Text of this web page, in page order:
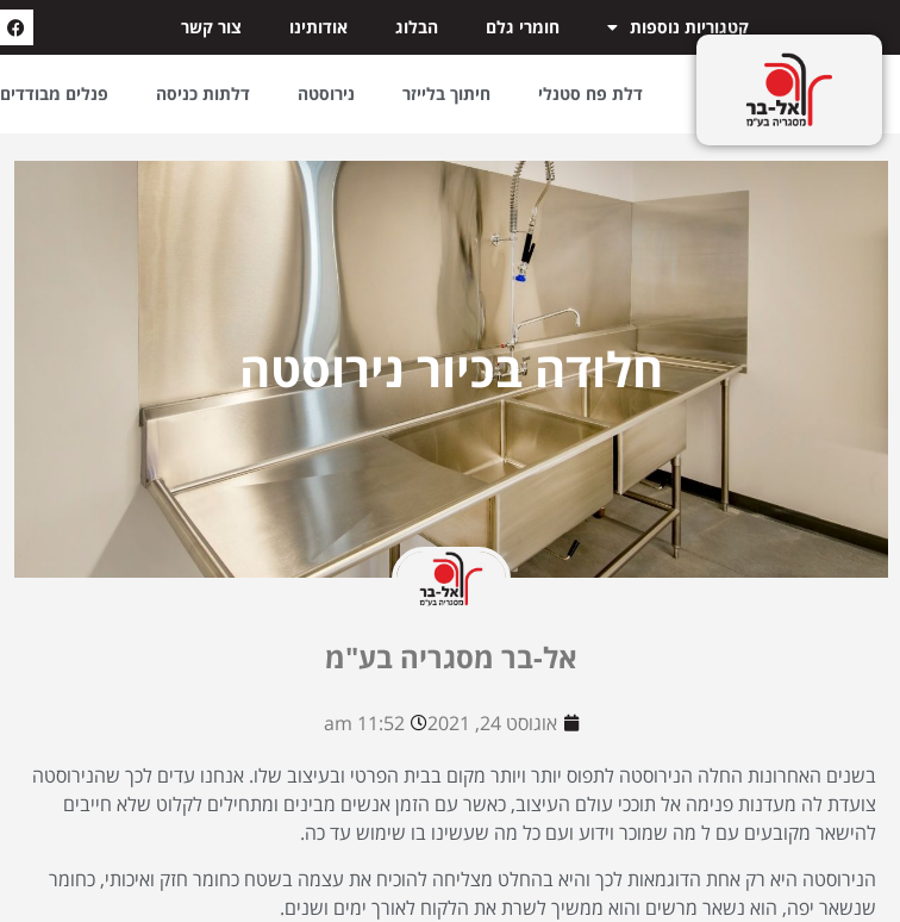
קטגוריות נוספות חומרי גלם הבלוג אודותינו צור קשר
דלת פח סטנלי חיתוך בלייזר נירוסטה דלתות כניסה פנלים מבודדים
חלודה בכיור נירוסטה
אל-בר מסגריה בע"מ
אוגוסט 24, 2021
11:52 am
בשנים האחרונות החלה הנירוסטה לתפוס יותר ויותר מקום בבית הפרטי ובעיצוב שלו. אנחנו עדים לכך שהנירוסטה
צועדת לה מעדנות פנימה אל תוככי עולם העיצוב, כאשר עם הזמן אנשים מבינים ומתחילים לקלוט שלא חייבים
להישאר מקובעים עם ל מה שמוכר וידוע ועם כל מה שעשינו בו שימוש עד כה.
הנירוסטה היא רק אחת הדוגמאות לכך והיא בהחלט מצליחה להוכיח את עצמה בשטח כחומר חזק ואיכותי, כחומר
שנשאר יפה, הוא נשאר מרשים והוא ממשיך לשרת את הלקוח לאורך ימים ושנים.